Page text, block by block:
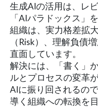
生成AIの活用は、レ
「AIパラドックス」
組織は、実力格差拡
（Risk）、理解負債
直面しています。
解決には、「書く」
ルとプロセスの変革
AIに振り回されるの
導く組織への転換を